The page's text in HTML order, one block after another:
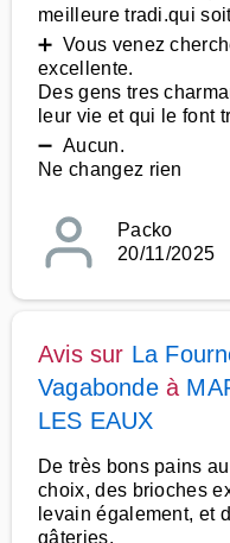
meilleure tradi.qui
➕ Vous venez
excellente.
Des gens tres
leur vie et qui le font
➖ Aucun.
Ne changez rien
Packo
20/11/2025
Avis sur La
Vagabondeà
LES EAUX
De très bons pains
choix, des brioches
levain également, et
gâteries.